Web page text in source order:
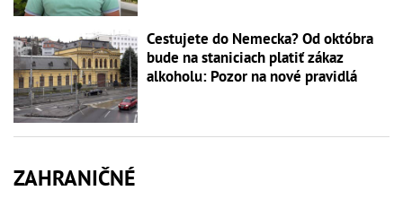
Cestujete do Nemecka? Od októbra
bude na staniciach platiť zákaz
alkoholu: Pozor na nové pravidlá
ZAHRANIČNÉ